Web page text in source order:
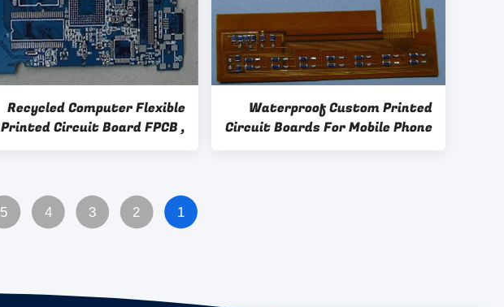
Recycled Computer Flexible
Printed Circuit Board FPCB ,
Single Sided
Waterproof Custom Printed
Circuit Boards For Mobile Phone
And CD Player
1
2
3
4
5